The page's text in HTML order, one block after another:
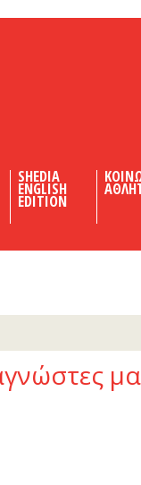
SHEDIA
ENGLISH
EDITION